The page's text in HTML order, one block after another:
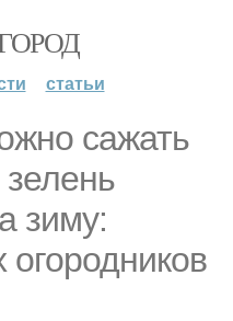
статьи
сажать
зиму: